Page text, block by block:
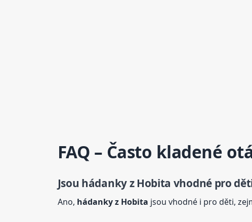
FAQ – Často kladené
Jsou hádankyz Hobita vhodné pro
Ano, hádankyz Hobita jsou vhodné i pro děti,